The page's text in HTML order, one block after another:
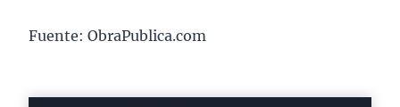
Fuente: ObraPublica.com